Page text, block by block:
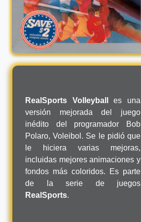
RealSports Volleyball
es una
versión mejorada del juego
inédito del programador Bob
Polaro, Voleibol. Se le pidió que
le hiciera varias mejoras,
incluidas mejores animaciones y
fondos más coloridos. Es parte
de la serie de juegos
RealSports.